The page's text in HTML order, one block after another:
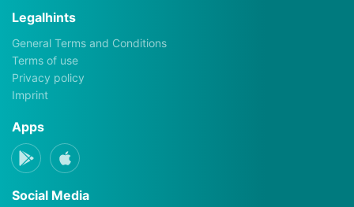
Legalhints
General Terms and Conditions
Terms of use
Privacy policy
Imprint
Apps
Social Media